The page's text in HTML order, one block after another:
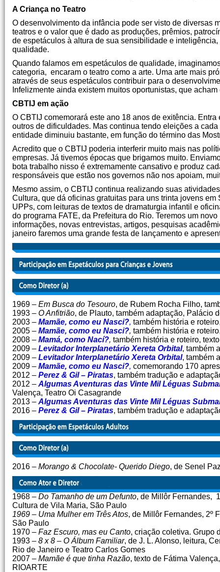
A Criança no Teatro
O desenvolvimento da infância pode ser visto de diversas
teatros e o valor que é dado as produções, prêmios,
de espetáculos à altura de sua sensibilidade e
qualidade.
Quando falamos em espetáculos de qualidade,
categoria, encaram o teatro como a arte. Uma arte mais
através de seus espetáculos contribuir para o
Infelizmente ainda existem muitos oportunistas, que
CBTIJ em ação
O CBTIJ comemorará este ano 18 anos de exitência.
outros de dificuldades. Mas continua tendo eleições a
entidade diminuiu bastante, em função do término das
Acredito que o CBTIJ poderia interferir muito mais nas
empresas. Já tivemos épocas que brigamos muito.
bota trabalho nisso é extremamente cansativo e produz
responsáveis que estão nos governos não nos apoiam,
Mesmo assim, o CBTIJ continua realizando suas
Cultura, que dá oficinas gratuitas para uns trinta jovens
UPPs, com leituras de textos de dramaturgia infantil e
do programa FATE, da Prefeitura do Rio. Teremos um
informações, novas entrevistas, artigos, pesquisas
janeiro faremos uma grande festa de lançamento e
1969 – Em Busca do Tesouro, de Rubem Rocha Filho,
1993 – O Anfitrião, de Plauto, também adaptação, Palácio
2003 – Mamãe, como eu Nasci?, também história e
2005 – Mamãe, como eu Nasci?, também história e
2008 – Mamá, como Nací?, também história e roteiro,
2009 – Levitador Interplanetário Xereta Orbital, também
2009 – Levitador Interplanetário Xereta Orbital, também
2009 – Mamãe, como eu Nasci?, comemorando 170
2012 – Perez & Gil – Piratas, também tradução e
2012 – Algumas Aventuras das Vinte Mil Léguas
Valença, Teatro Oi Casagrande
2013 – Algumas Aventuras das Vinte Mil Léguas
2016 – Perez & Gil – Piratas, também tradução e
2016 – Morango & Chocolate- Querido Diego, de Senel
1968 – Do Tamanho de um Defunto, de Millôr Fernandes,
Cultura de Vila Maria, São Paulo
1969 – Uma Mulher em Três Atos, de Millôr Fernandes, 2º
São Paulo
1970 – Faz Escuro, mas eu Canto, criação coletiva. Grupo
1993 – 8 x 8 – O Álbum Familiar, de J. L. Alonso, leitura,
Rio de Janeiro e Teatro Carlos Gomes
2007 – Mamãe é que tinha Razão, texto de Fátima
RIOARTE